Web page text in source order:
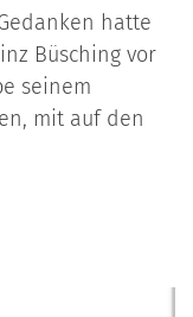
hatte
Büsching vor
seinem
mit auf den